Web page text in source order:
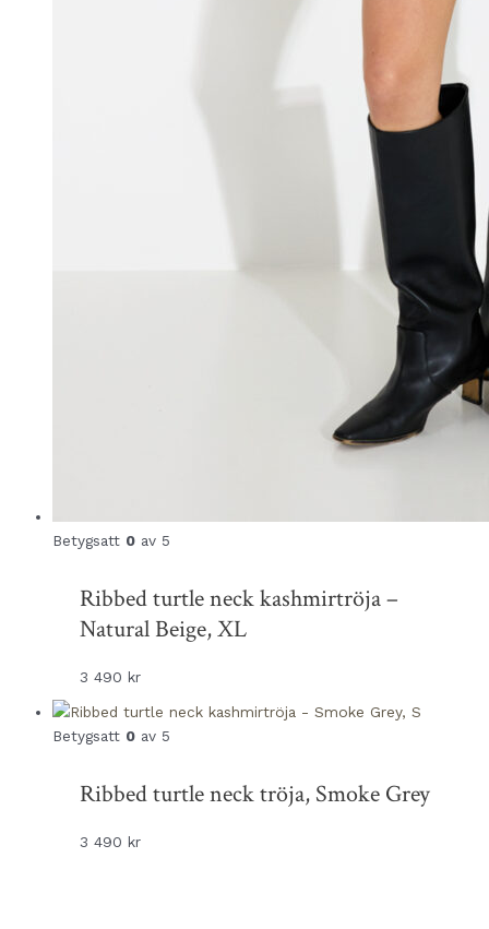
Betygsatt 0 av 5
Ribbed turtle neck kashmirtröja –
Natural Beige, XL
3 490 kr
Betygsatt 0 av 5
Ribbed turtle neck tröja, Smoke Grey
3 490 kr